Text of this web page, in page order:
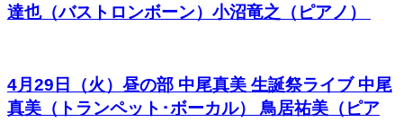
達也（バストロンボーン）小沼竜之（ピアノ）
4月29日（火）昼の部 中尾真美 生誕祭ライブ 中尾
真美（トランペット･ボーカル） 鳥居祐美（ピア